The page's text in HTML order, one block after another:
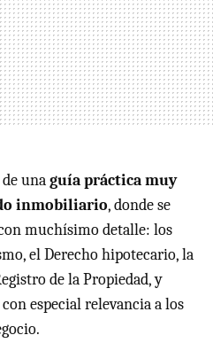
unaguía práctica muy
inmobiliario, donde se
muchísimo detalle: los
el Derecho hipotecario, la
de la Propiedad, y
especial relevancia a los